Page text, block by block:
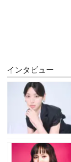
インタビュー